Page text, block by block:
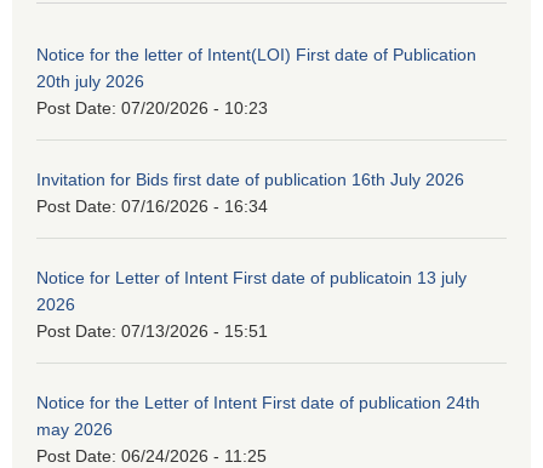
Notice for the letter of Intent(LOI) First date of Publication
20th july 2026
Post Date: 07/20/2026 - 10:23
Invitation for Bids first date of publication 16th July 2026
Post Date: 07/16/2026 - 16:34
Notice for Letter of Intent First date of publicatoin 13 july
2026
Post Date: 07/13/2026 - 15:51
Notice for the Letter of Intent First date of publication 24th
may 2026
Post Date: 06/24/2026 - 11:25